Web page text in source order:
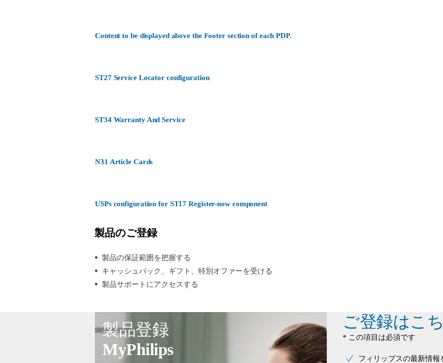
Content to be displayed above the Footer section of each PDP.
ST27 Service Locator configuration
ST34 Warranty And Service
N31 Article Cards
USPs configuration for ST17 Register-now component
製品のご登録
製品の保証範囲を把握する
キャッシュバック、ギフト、特別オファーを受ける
製品サポートにアクセスする
製品登録
MyPhilips
ご登録はこ
* この項目は必須です
フィリップスの最新情報